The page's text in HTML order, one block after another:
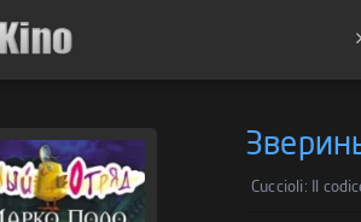
Cuccioli: Il